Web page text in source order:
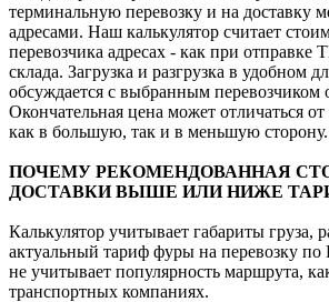
терминальную перевозку и на доставку
адресами. Наш калькулятор считает
перевозчика адресах - как при отправке
склада. Загрузка и разгрузка в удобном
обсуждается с выбранным перевозчиком
Окончательная цена может отличаться
как в большую, так и в меньшую сторону.
ПОЧЕМУ РЕКОМЕНДОВАННАЯ
ДОСТАВКИ ВЫШЕ ИЛИ НИЖЕ
Калькулятор учитывает габариты груза,
актуальный тариф фуры на перевозку по
не учитывает популярность маршрута,
транспортных компаниях.